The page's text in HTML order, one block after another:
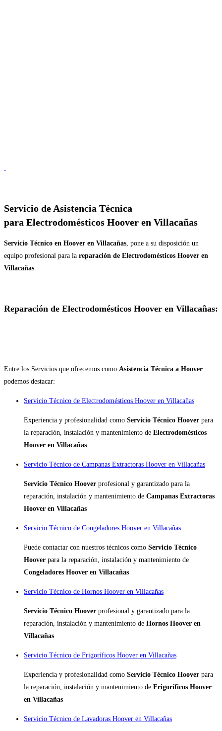
Servicio de Asistencia Técnica
para Electrodomésticos Hoover en Villacañas
Servicio Técnico en Hoover en Villacañas, pone a su disposición un
equipo profesional para la reparación de Electrodomésticos Hoover en
Villacañas.
Reparación de Electrodomésticos Hoover en Villacañas:
Entre los Servicios que ofrecemos como Asistencia Técnica a Hoover
podemos destacar:
Servicio Técnico de Electrodomésticos Hoover en Villacañas
Experiencia y profesionalidad como Servicio Técnico Hoover para
la reparación, instalación y mantenimiento de Electrodomésticos
Hoover en Villacañas
Servicio Técnico de Campanas Extractoras Hoover en Villacañas
Servicio Técnico Hoover profesional y garantizado para la
reparación, instalación y mantenimiento de Campanas Extractoras
Hoover en Villacañas
Servicio Técnico de Congeladores Hoover en Villacañas
Puede contactar con nuestros técnicos como Servicio Técnico
Hoover para la reparación, instalación y mantenimiento de
Congeladores Hoover en Villacañas
Servicio Técnico de Hornos Hoover en Villacañas
Servicio Técnico Hoover profesional y garantizado para la
reparación, instalación y mantenimiento de Hornos Hoover en
Villacañas
Servicio Técnico de Frigoríficos Hoover en Villacañas
Experiencia y profesionalidad como Servicio Técnico Hoover para
la reparación, instalación y mantenimiento de Frigoríficos Hoover
en Villacañas
Servicio Técnico de Lavadoras Hoover en Villacañas